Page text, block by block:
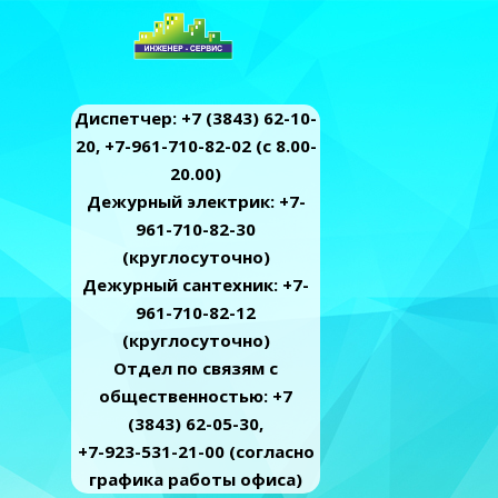
Диспетчер: +7 (3843) 62-10-
20, +7-961-710-82-02 (c 8.00-
20.00)
Дежурный электрик: +7-
961-710-82-30
(круглосуточно)
Дежурный сантехник: +7-
961-710-82-12
(круглосуточно)
Отдел по связям с
общественностью: +7
(3843) 62-05-30,
+7-923-531-21-00 (согласно
графика работы офиса)